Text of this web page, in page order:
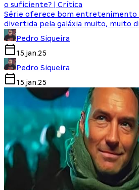
o suficiente? | Crítica
Série oferece bom entretenimento
divertida pela galáxia muito, muito
Pedro Siqueira
15.jan.25
Pedro Siqueira
15.jan.25